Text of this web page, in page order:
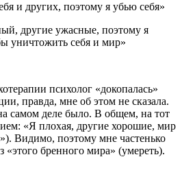
и других, поэтому я убью себя»
другие ужасные, поэтому я
уничтожить себя и мир»
психолог «докопалась»
правда, мне об этом не сказала.
самом деле было. В общем, на тот
«Я плохая, другие хорошие, мир
Видимо, поэтому мне частенько
«этого бренного мира» (умереть).